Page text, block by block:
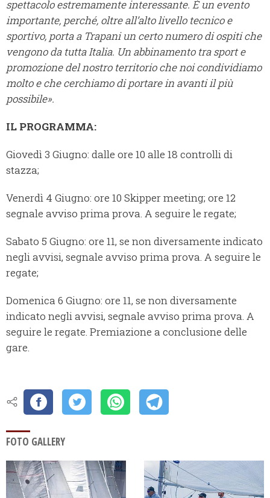
spettacolo estremamente interessante. È un evento
importante, perché, oltre all’alto livello tecnico e
sportivo, porta a Trapani un certo numero di ospiti che
vengono da tutta Italia. Un abbinamento tra sport e
promozione del nostro territorio che noi condividiamo
molto e che cerchiamo di portare in avanti il più
possibile».
IL PROGRAMMA:
Giovedì 3 Giugno: dalle ore 10 alle 18 controlli di
stazza;
Venerdì 4 Giugno: ore 10 Skipper meeting; ore 12
segnale avviso prima prova. A seguire le regate;
Sabato 5 Giugno: ore 11, se non diversamente indicato
negli avvisi, segnale avviso prima prova. A seguire le
regate;
Domenica 6 Giugno: ore 11, se non diversamente
indicato negli avvisi, segnale avviso prima prova. A
seguire le regate. Premiazione a conclusione delle
gare.
FOTO GALLERY